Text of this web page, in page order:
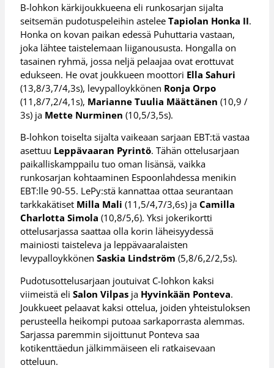
B-lohkon kärkijoukkueena eli runkosarjan sijalta
seitsemän pudotuspeleihin asteleeTapiolan Honka II.
Honka on kovan paikan edessä Puhuttaria vastaan,
joka lähtee taistelemaan liiganoususta. Hongalla on
tasainen ryhmä, jossa neljä pelaajaa ovat erottuvat
edukseen. He ovat joukkueen moottori Ella Sahuri
(13,8/3,7/4,3s), levypalloykkönen Ronja Orpo
(11,8/7,2/4,1s), Marianne Tuulia Määttänen(10,9 /
3s) ja Mette Nurminen(10,5/3,5s).
B-lohkon toiselta sijalta vaikeaan sarjaan EBT:tä vastaa
asettuu Leppävaaran Pyrintö. Tähän ottelusarjaan
paikalliskamppailu tuo oman lisänsä, vaikka
runkosarjan kohtaaminen Espoonlahdessa menikin
EBT:lle 90-55. LePy:stä kannattaa ottaa seurantaan
tarkkakätiset Milla Mali(11,5/4,7/3,6s) jaCamilla
Charlotta Simola(10,8/5,6). Yksi jokerikortti
ottelusarjassa saattaa olla korin läheisyydessä
mainiosti taisteleva ja leppävaaralaisten
levypalloykkönenSaskia Lindström(5,8/6,2/2,5s).
Pudotusottelusarjaan joutuivat C-lohkon kaksi
viimeistä eliSalon Vilpas ja Hyvinkään Ponteva.
Joukkueet pelaavat kaksi ottelua, joiden yhteistuloksen
perusteella heikompi putoaa sarkaporrasta alemmas.
Sarjassa paremmin sijoittunut Ponteva saa
kotikenttäedun jälkimmäiseen eli ratkaisevaan
otteluun.